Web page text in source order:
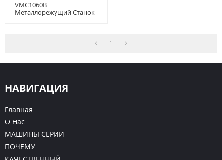
VMC1060B
Металлорежущий Станок
1
НАВИГАЦИЯ
Главная
О Нас
МАШИНЫ СЕРИИ
ПОЧЕМУ